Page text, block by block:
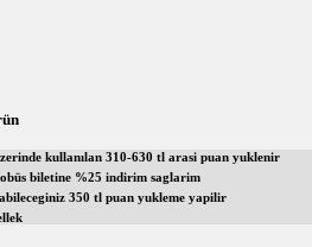
kullanılan 310-630 tl arasi puan yuklenir
biletine %25 indirim saglarim
350 tl puan yukleme yapilir